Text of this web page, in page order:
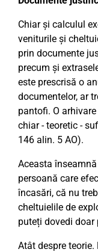
Chiar și calculul
veniturile și
prin documente
precum și
este prescrisă o
documentelor, ar
pantofi. O
chiar - teoretic -
146 alin. 5 AO).
Aceasta
persoană care
încasări, că nu
cheltuielile de
puteți dovedi
Atât despre